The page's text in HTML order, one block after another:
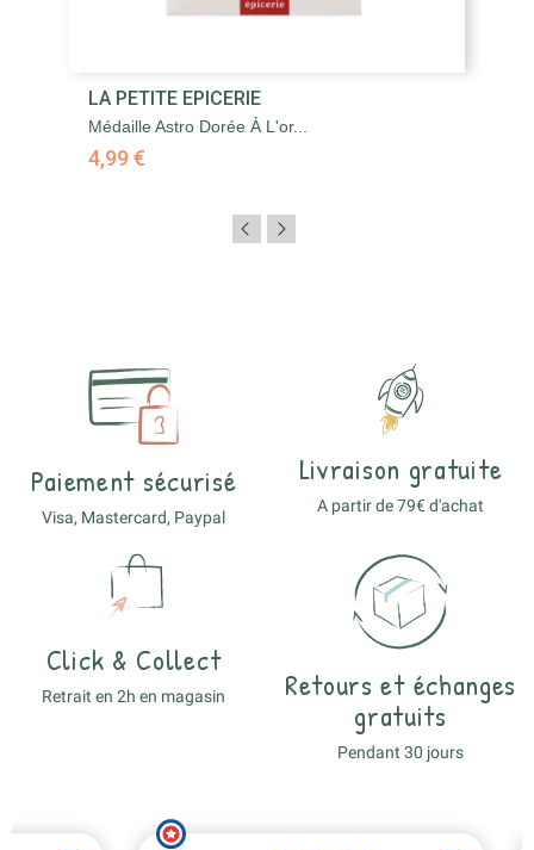
LA PETITE EPICERIE
Médaille Astro Dorée À L'or...
4,99 €
Paiement sécurisé
Visa, Mastercard, Paypal
Livraison gratuite
A partir de 79€ d'achat
Click & Collect
Retrait en 2h en magasin
Retours et échanges
gratuits
Pendant 30 jours